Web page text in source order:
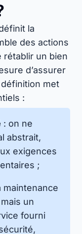
la
des actions
rétablir un bien
d’assurer
met
:
: on ne
abstrait,
exigences
;
maintenance
un
fourni